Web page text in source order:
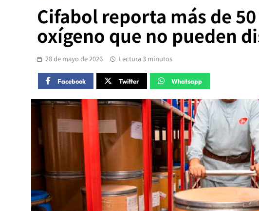
Cifabol reporta más de
oxígeno que no pueden
28 de mayo de 2026 Lectura 3 minutos
Facebook Twitter Whatsapp